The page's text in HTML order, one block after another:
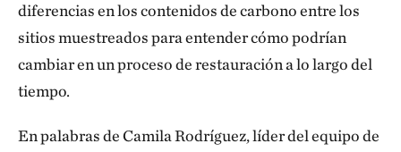
diferencias en los contenidos de carbono entre los
sitios muestreados para entender cómo podrían
cambiar en un proceso de restauración a lo largo del
tiempo.
En palabras de Camila Rodríguez, líder del equipo de